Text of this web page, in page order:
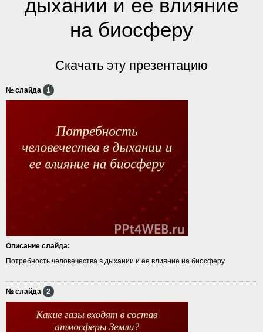
дыхании и ее влияние
на биосферу
Скачать эту презентацию
№ слайда 1
Описание слайда:
Потребность человечества в дыхании и ее влияние на биосферу
№ слайда 2